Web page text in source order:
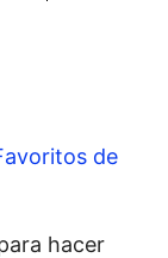
de
hacer